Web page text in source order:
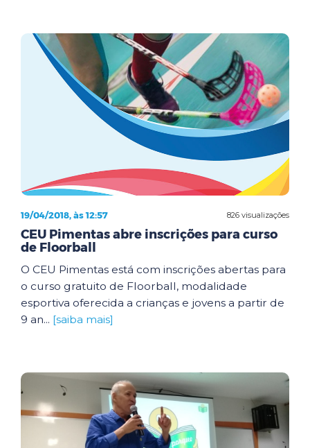
826 visualizações
19/04/2018, às 12:57
CEU Pimentas abre inscrições para curso
de Floorball
O CEU Pimentas está com inscrições abertas para
o curso gratuito de Floorball, modalidade
esportiva oferecida a crianças e jovens a partir de
9 an... [saiba mais]